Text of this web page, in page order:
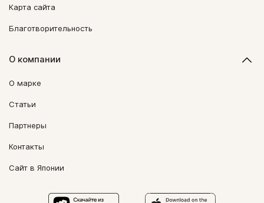
Карта сайта
Благотворительность
О компании
О марке
Статьи
Партнеры
Контакты
Сайт в Японии